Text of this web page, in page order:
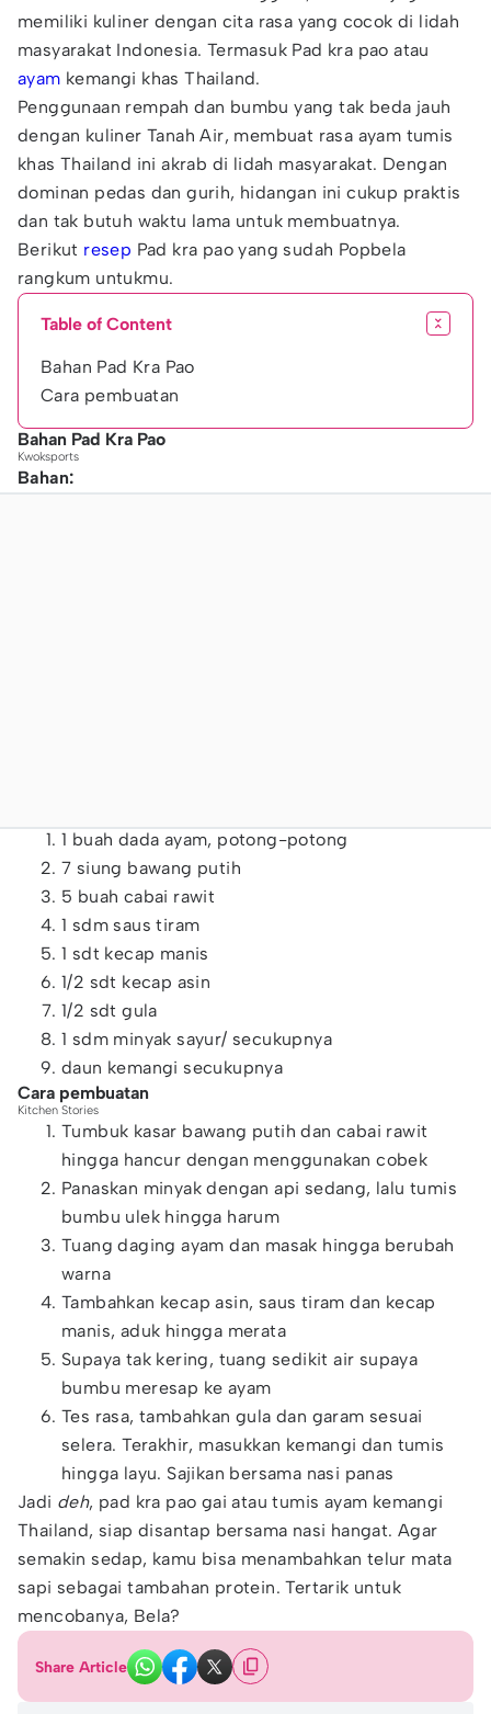
memiliki kuliner dengan cita rasa yang cocok di lidah
masyarakat Indonesia. Termasuk Pad kra pao atau
ayam kemangi khas Thailand.
Penggunaan rempah dan bumbu yang tak beda jauh
dengan kuliner Tanah Air, membuat rasa ayam tumis
khas Thailand ini akrab di lidah masyarakat. Dengan
dominan pedas dan gurih, hidangan ini cukup praktis
dan tak butuh waktu lama untuk membuatnya.
Berikut resep Pad kra pao yang sudah Popbela
rangkum untukmu.
Table of Content
Bahan Pad Kra Pao
Cara pembuatan
Bahan Pad Kra Pao
Kwoksports
Bahan:
‌1 buah dada ayam, potong-potong‌
7 siung bawang putih‌
5 buah cabai rawit‌
1 sdm saus tiram
1 sdt kecap manis
1/2 sdt kecap asin
1/2 sdt gula
1 sdm minyak sayur/ secukupnya
daun kemangi secukupnya
Cara pembuatan
Kitchen Stories
Tumbuk kasar bawang putih dan cabai rawit
hingga hancur dengan menggunakan cobek
Panaskan minyak dengan api sedang, lalu tumis
bumbu ulek hingga harum
Tuang daging ayam dan masak hingga berubah
warna
Tambahkan kecap asin, saus tiram dan kecap
manis, aduk hingga merata
Supaya tak kering, tuang sedikit air supaya
bumbu meresap ke ayam
Tes rasa, tambahkan gula dan garam sesuai
selera. Terakhir, masukkan kemangi dan tumis
hingga layu. Sajikan bersama nasi panas
Jadi deh, pad kra pao gai atau tumis ayam kemangi
Thailand, siap disantap bersama nasi hangat. Agar
semakin sedap, kamu bisa menambahkan telur mata
sapi sebagai tambahan protein. Tertarik untuk
mencobanya, Bela?
Share Article